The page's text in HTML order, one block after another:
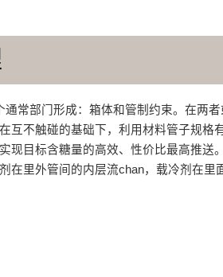
通常部门形成：箱体和管制约束。在两
互不触碰的基础下，利用材料管子规格
现目标含糖量的高效、性价比最高推送
在里外管间的内层流chan，载冷剂在里